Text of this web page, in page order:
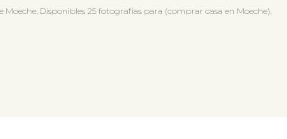
Moeche. Disponibles 25 fotografias para (comprar casa en Moeche).